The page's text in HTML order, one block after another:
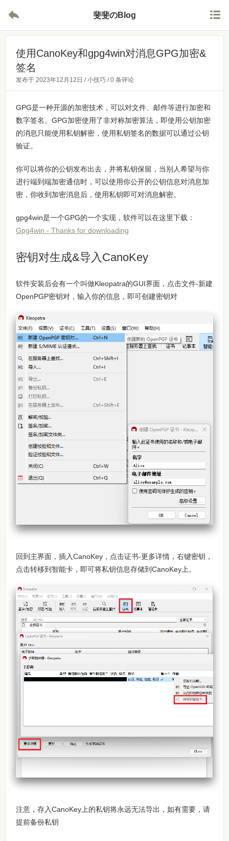
 斐斐のBlog 
使用CanoKey和gpg4win对消息GPG加密&
签名
发布于 2023年12月12日 /小技巧 /0 条评论
GPG是一种开源的加密技术，可以对文件、邮件等进行加密和
数字签名。GPG加密使用了非对称加密算法，即使用公钥加密
的消息只能使用私钥解密，使用私钥签名的数据可以通过公钥
验证。
你可以将你的公钥发布出去，并将私钥保留，当别人希望与你
进行端到端加密通信时，可以使用你公开的公钥信息对消息加
密，你收到加密消息后，使用私钥即可对消息解密。
gpg4win是一个GPG的一个实现，软件可以在这里下载：
Gpg4win - Thanks for downloading
密钥对生成&导入CanoKey
软件安装后会有一个叫做Kleopatra的GUI界面，点击文件-新建
OpenPGP密钥对，输入你的信息，即可创建密钥对
回到主界面，插入CanoKey，点击证书-更多详情，右键密钥，
点击转移到智能卡，即可将私钥信息存储到CanoKey上。
注意，存入CanoKey上的私钥将永远无法导出，如有需要，请
提前备份私钥